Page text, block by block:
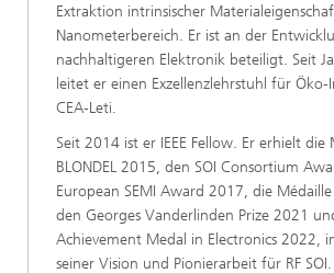
Extraktion intrinsischer
Nanometerbereich. Er ist an der
nachhaltigeren Elektronik beteiligt. Seit
leitet er einen Exzellenzlehrstuhl für
CEA-Leti.
Seit 2014 ist er IEEE Fellow. Er erhielt die
BLONDEL 2015, den SOI Consortium
European SEMI Award 2017, die Médaille
den Georges Vanderlinden Prize 2021
Achievement Medal in Electronics 2022,
seiner Vision und Pionierarbeit für RF